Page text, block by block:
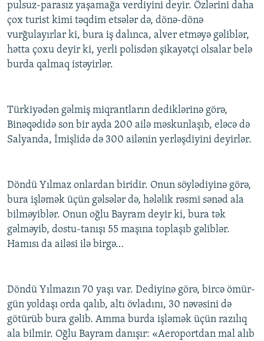
pulsuz-parasız yaşamağa verdiyini deyir. Özlərini daha
çox turist kimi təqdim etsələr də, dönə-dönə
vurğulayırlar ki, bura iş dalınca, alver etməyə gəliblər,
hətta çoxu deyir ki, yerli polisdən şikayətçi olsalar belə
burda qalmaq istəyirlər.
Türkiyədən gəlmiş miqrantların dediklərinə görə,
Binəqədidə son bir ayda 200 ailə məskunlaşıb, eləcə də
Salyanda, İmişlidə də 300 ailənin yerləşdiyini deyirlər.
Döndü Yılmaz onlardan biridir. Onun söylədiyinə görə,
bura işləmək üçün gəlsələr də, hələlik rəsmi sənəd ala
bilməyiblər. Onun oğlu Bayram deyir ki, bura tək
gəlməyib, dostu-tanışı 55 maşına toplaşıb gəliblər.
Hamısı da ailəsi ilə birgə…
Döndü Yılmazın 70 yaşı var. Dediyinə görə, bircə ömür-
gün yoldaşı orda qalıb, altı övladını, 30 nəvəsini də
götürüb bura gəlib. Amma burda işləmək üçün razılıq
ala bilmir. Oğlu Bayram danışır: «Aeroportdan mal alıb